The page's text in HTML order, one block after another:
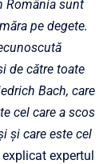
România sunt
pe degete.
de către toate
Bach, care
cel care a scos
și care este cel
explicat expertul